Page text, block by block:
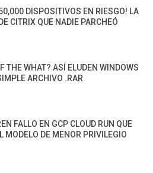
DISPOSITIVOS EN RIESGO! LA
CITRIX QUE NADIE PARCHEÓ
THE WHAT? ASÍ ELUDEN WINDOWS
ARCHIVO .RAR
FALLO EN GCP CLOUD RUN QUE
MODELO DE MENOR PRIVILEGIO